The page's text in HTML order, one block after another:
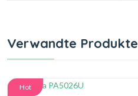
Verwandte Produkte
Hot